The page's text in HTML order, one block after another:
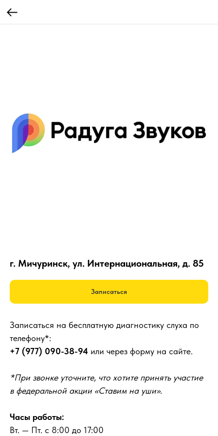
г. Мичуринск, ул. Интернациональная, д. 85
Записаться
Записаться на бесплатную диагностику слуха по
телефону*:
+7 (977) 090-38-94 или через форму на сайте.
*При звонке уточните, что хотите принять участие
в федеральной акции «Ставим на уши».
Часы работы:
Вт. — Пт. с 8:00 до 17:00